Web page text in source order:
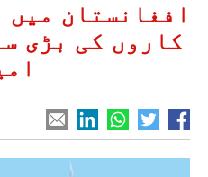
افغانستان میں
کاروں کی بڑی